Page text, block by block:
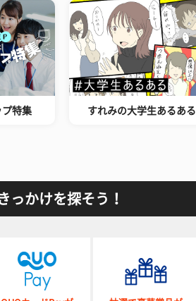
プ特集 すれみの大学生あるある
っかけを探そう！